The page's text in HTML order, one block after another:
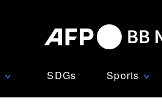
∨ SDGs Sports ∨